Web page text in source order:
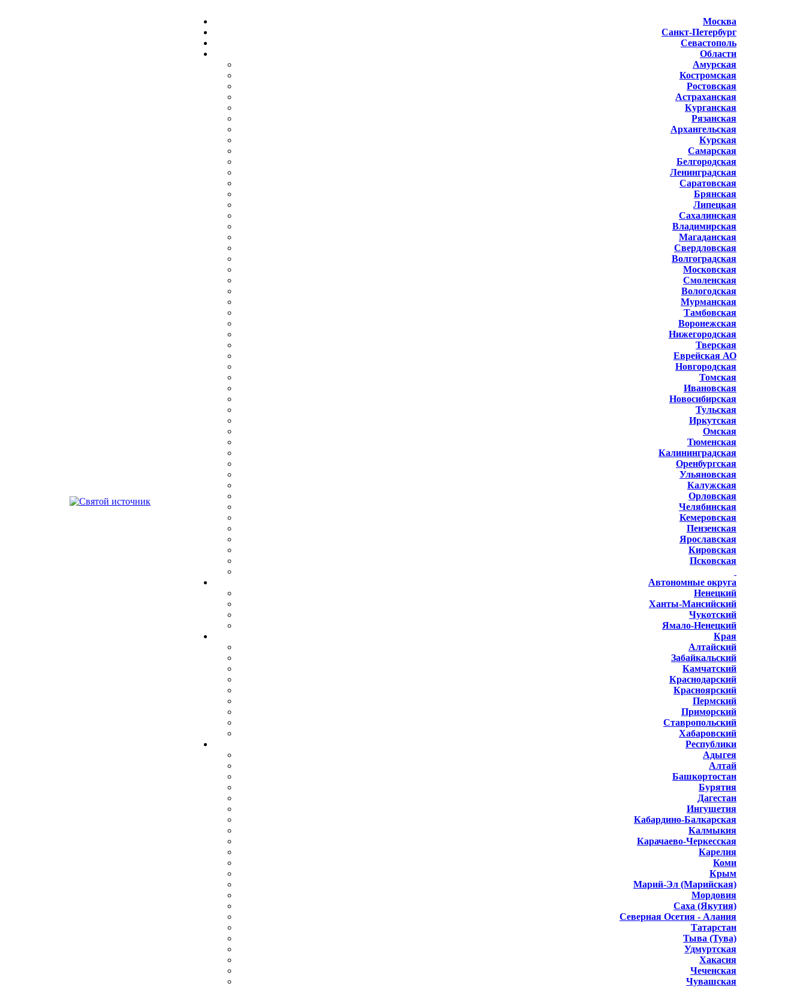
Москва
Санкт-Петербург
Севастополь
Области
Амурская
Костромская
Ростовская
Астраханская
Курганская
Рязанская
Архангельская
Курская
Самарская
Белгородская
Ленинградская
Саратовская
Брянская
Липецкая
Сахалинская
Владимирская
Магаданская
Свердловская
Волгоградская
Московская
Смоленская
Вологодская
Мурманская
Тамбовская
Воронежская
Нижегородская
Тверская
Еврейская АО
Новгородская
Томская
Ивановская
Новосибирская
Тульская
Иркутская
Омская
Тюменская
Калининградская
Оренбургская
Ульяновская
Калужская
Орловская
Челябинская
Кемеровская
Пензенская
Ярославская
Кировская
Псковская
Автономные округа
Ненецкий
Ханты-Мансийский
Чукотский
Ямало-Ненецкий
Края
Алтайский
Забайкальский
Камчатский
Краснодарский
Красноярский
Пермский
Приморский
Ставропольский
Хабаровский
Республики
Адыгея
Алтай
Башкортостан
Бурятия
Дагестан
Ингушетия
Кабардино-Балкарская
Калмыкия
Карачаево-Черкесская
Карелия
Коми
Крым
Марий-Эл (Марийская)
Мордовия
Саха (Якутия)
Северная Осетия - Алания
Татарстан
Тыва (Тува)
Удмуртская
Хакасия
Чеченская
Чувашская